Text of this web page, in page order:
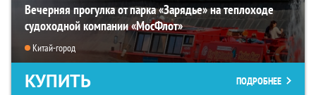
Вечерняя прогулка от парка «Зарядье» на теплоходе
судоходной компании «МосФлот»
Китай-город
КУПИТЬ ПОДРОБНЕЕ